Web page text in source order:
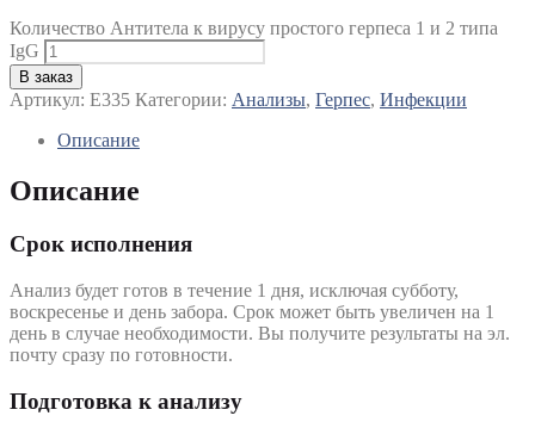
Количество Антитела к вирусу простого герпеса 1 и 2 типа
IgG
В заказ
Артикул: E335 Категории: Анализы, Герпес, Инфекции
Описание
Описание
Срок исполнения
Анализ будет готов в течение 1 дня, исключая субботу,
воскресенье и день забора. Срок может быть увеличен на 1
день в случае необходимости. Вы получите результаты на эл.
почту сразу по готовности.
Подготовка к анализу